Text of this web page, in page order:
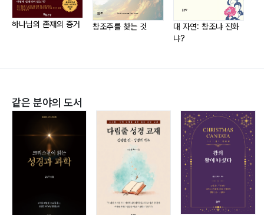
게 신자들뿐만 아니라 모든 인류를 다루는 것에 적합하도
록 맞춰져 있습니다. 가장 중요한 것은 이 작품은 현대인
의 사고 방식에 따라 작성되었으므로 읽는 이가 믿고 있는
리고 개별적으로 답변합니다. 또한, 현대인의 마음을 나타
내는 모든 “질문들”에 대해서도 대답합니다. 그의
Risale-i Nur는 터키에서 종교인들이 세속적인 국가에 의
한 억압에 노출된 기간 동안 회교도 신앙을 유지하는 데
도움을 주었으며, 그 지역의 이슬람교 부활에 한몫을 했습
Bediuzzaman Said Nursi는 전 세계적인 현상이 되었
하나님의 존재의 증거 창조주를 찾는 것
대 자연: 창조냐 진화
냐?
같은 분야의 도서